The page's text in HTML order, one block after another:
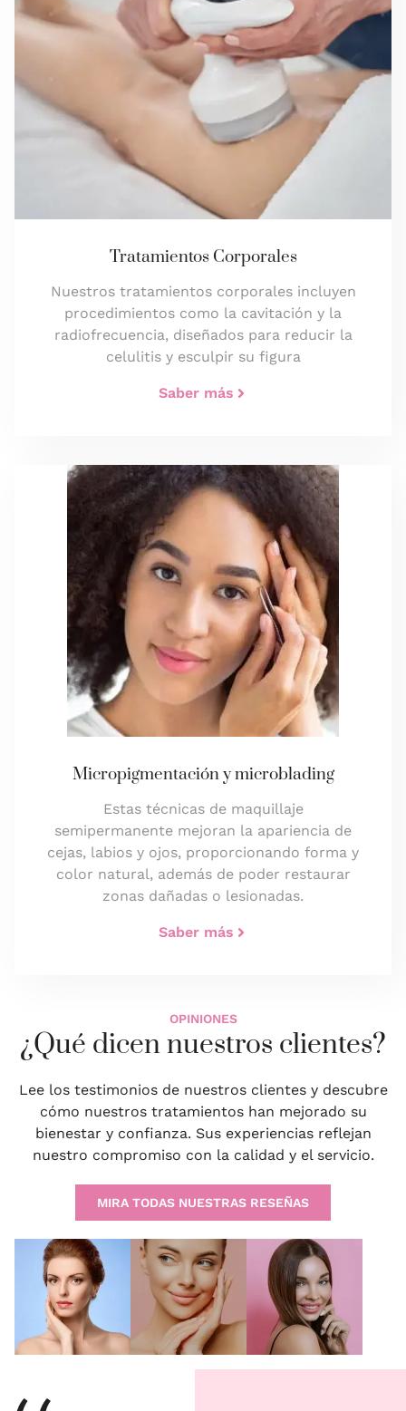
Tratamientos Corporales
Nuestros tratamientos corporales incluyen
procedimientos como la cavitación y la
radiofrecuencia, diseñados para reducir la
celulitis y esculpir su figura
Saber más
Micropigmentación y microblading
Estas técnicas de maquillaje
semipermanente mejoran la apariencia de
cejas, labios y ojos, proporcionando forma y
color natural, además de poder restaurar
zonas dañadas o lesionadas.
Saber más
OPINIONES
¿Qué dicen nuestros clientes?
Lee los testimonios de nuestros clientes y descubre
cómo nuestros tratamientos han mejorado su
bienestar y confianza. Sus experiencias reflejan
nuestro compromiso con la calidad y el servicio.
MIRA TODAS NUESTRAS RESEÑAS